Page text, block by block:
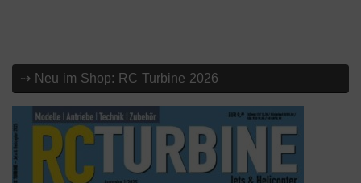
⇢ Neu im Shop: RC Turbine 2026